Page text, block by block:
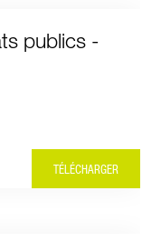
publics -
TÉLÉCHARGER